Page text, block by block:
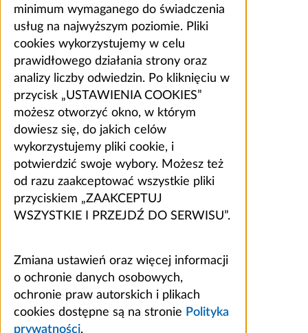
minimum wymaganego do świadczenia
usług na najwyższym poziomie. Pliki
cookies wykorzystujemy w celu
prawidłowego działania strony oraz
analizy liczby odwiedzin. Po kliknięciu w
przycisk „USTAWIENIA COOKIES”
możesz otworzyć okno, w którym
dowiesz się, do jakich celów
wykorzystujemy pliki cookie, i
potwierdzić swoje wybory. Możesz też
od razu zaakceptować wszystkie pliki
przyciskiem „ZAAKCEPTUJ
WSZYSTKIE I PRZEJDŹ DO SERWISU”.
Zmiana ustawień oraz więcej informacji
o ochronie danych osobowych,
ochronie praw autorskich i plikach
cookies dostępne są na stronie Polityka
prywatności.